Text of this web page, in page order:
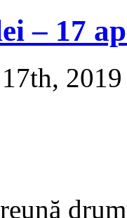
– 17
2019